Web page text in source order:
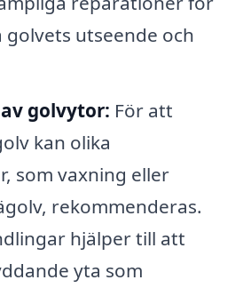
utseende och
golvytor: För att
kan olika
som vaxning eller
rekommenderas.
hjälper till att
yta som